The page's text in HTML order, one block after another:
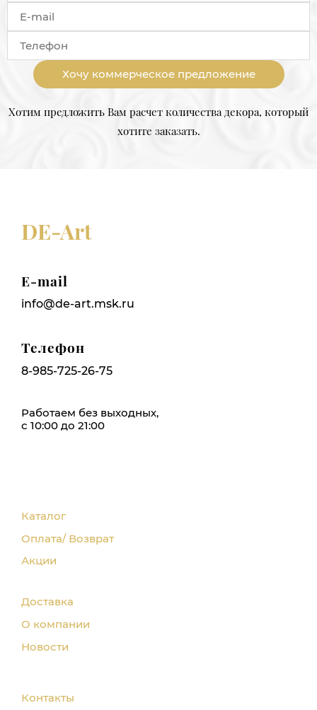
Хочу коммерческое предложение
Хотим предложить Вам расчет количества декора, который
хотите заказать.
DE-Art
E-mail
info@de-art.msk.ru
Телефон
8-985-725-26-75
Работаем без выходных,
с 10:00 до 21:00
Каталог
Оплата/ Возврат
Акции
Доставка
О компании
Новости
Контакты